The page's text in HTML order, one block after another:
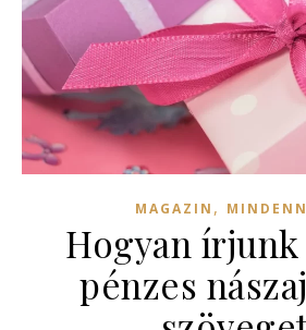
MAGAZIN ,
Hogyan
pénzes